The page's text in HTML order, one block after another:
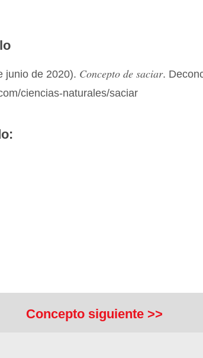
junio de 2020). Concepto de saciar.
ciencias-naturales/saciar
Concepto siguiente >>